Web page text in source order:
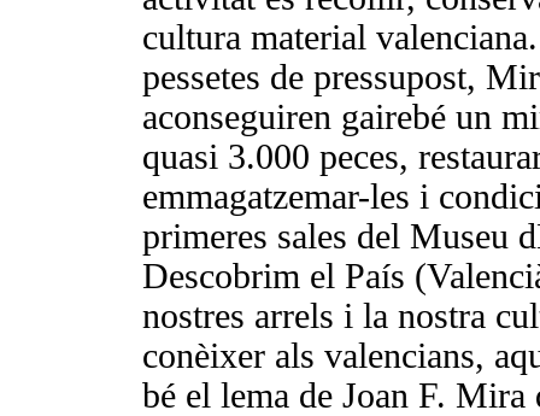
cultura material
pessetes de pressupost,
aconseguiren gairebé un
quasi 3.000 peces,
emmagatzemar-les i
primeres sales del Museu
Descobrim el País
nostres arrels i la nostra
conèixer als valencians,
bé el lema de Joan F. Mira